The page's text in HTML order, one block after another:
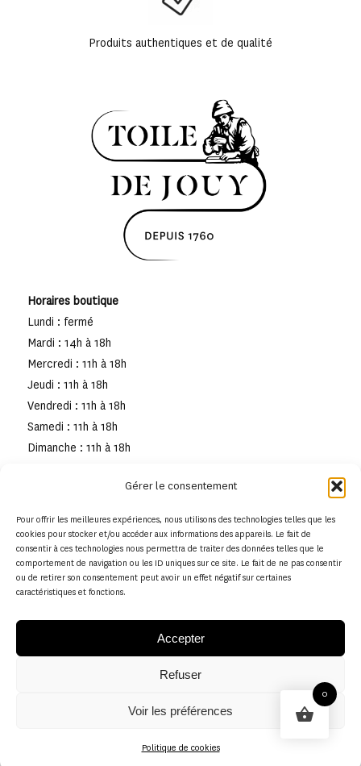
Gérer le consentement
Pour offrir les meilleures expériences, nous utilisons des technologies telles que les
cookies pour stocker et/ou accéder aux informations des appareils. Le fait de
consentir à ces technologies nous permettra de traiter des données telles que le
comportement de navigation ou les ID uniques sur ce site. Le fait de ne pas consentir
ou de retirer son consentement peut avoir un effet négatif sur certaines
caractéristiques et fonctions.
Accepter
Refuser
Voir les préférences
Politique de cookies
Produits authentiques et de qualité
Horaires boutique
Lundi : fermé
Mardi : 14h à 18h
Mercredi : 11h à 18h
Jeudi : 11h à 18h
Vendredi : 11h à 18h
Samedi : 11h à 18h
Dimanche : 11h à 18h
Conditions générales
0